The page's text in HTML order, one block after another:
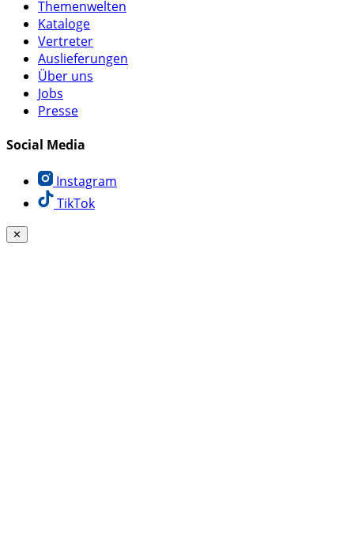
Themenwelten
Kataloge
Vertreter
Auslieferungen
Über uns
Jobs
Presse
Social Media
Instagram
TikTok
✕